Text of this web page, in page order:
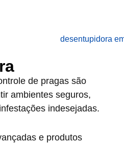
de pragas são
ambientes seguros,
indesejadas.
e produtos